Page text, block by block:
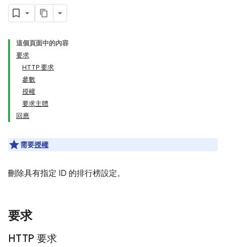
這個頁面中的內容
要求
HTTP 要求
參數
授權
要求主體
回應
需要授權
刪除具有指定 ID 的排行榜設定。
要求
HTTP 要求